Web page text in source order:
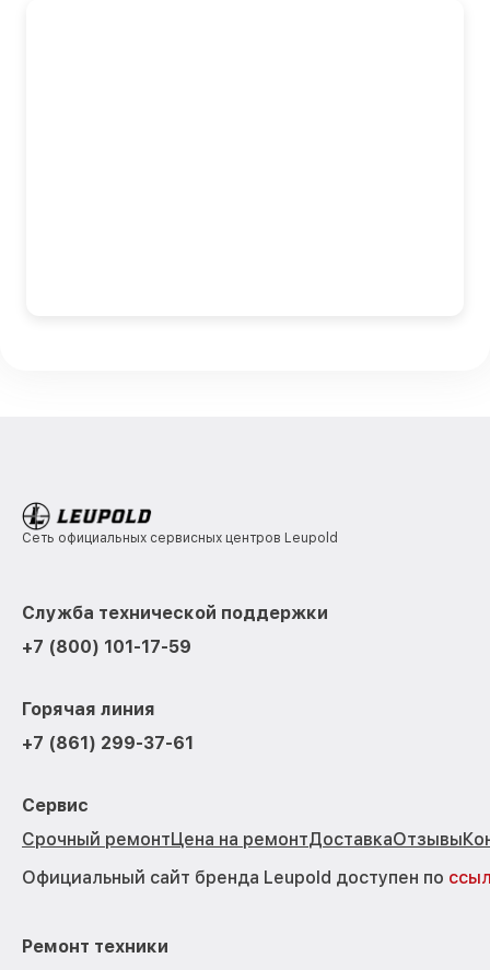
Сеть официальных сервисных центров Leupold
Служба технической поддержки
+7 (800) 101-17-59
Горячая линия
+7 (861) 299-37-61
Сервис
Срочный ремонтЦена на ремонтДоставкаОтзывы
Официальный сайт бренда Leupold доступен по
Ремонт техники